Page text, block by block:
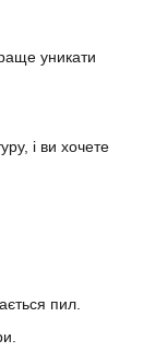
уникати
і ви хочете
пил.